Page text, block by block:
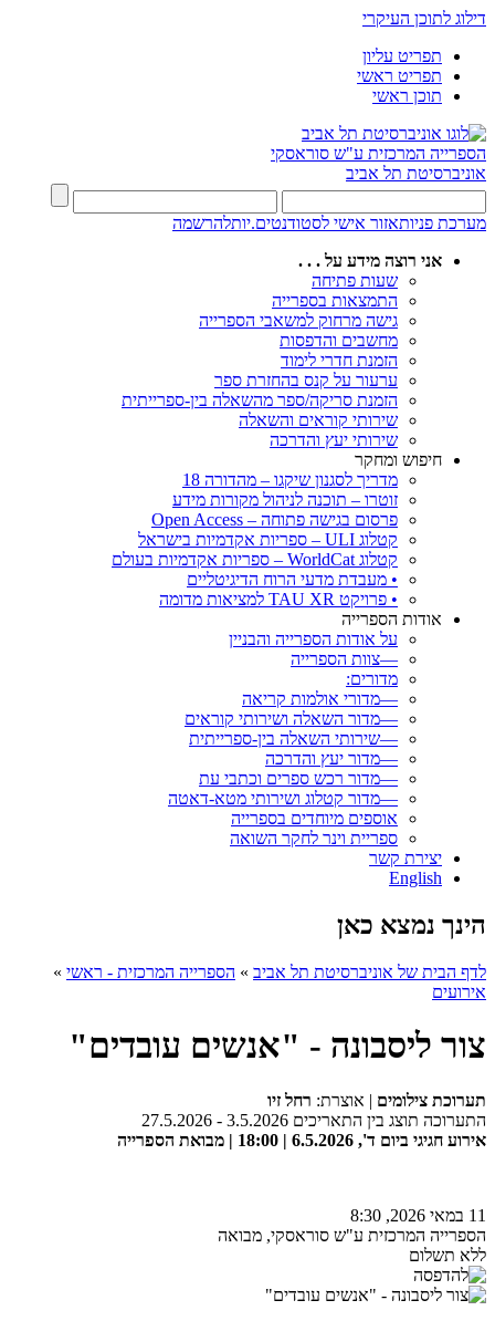
דילוג לתוכן העיקרי
תפריט עליון
תפריט ראשי
תוכן ראשי
הספרייה המרכזית ע"ש סוראסקי
אוניברסיטת תל אביב
מערכת פניותאזור אישי לסטודנטים.יותלהרשמה
אני רוצה מידע על . . .
שעות פתיחה
התמצאות בספרייה
גישה מרחוק למשאבי הספרייה
מחשבים והדפסות
הזמנת חדרי לימוד
ערעור על קנס בהחזרת ספר
הזמנת סריקה/ספר מהשאלה בין-ספרייתית
שירותי קוראים והשאלה
שירותי יעץ והדרכה
חיפוש ומחקר
מדריך לסגנון שיקגו – מהדורה 18
זוטרו – תוכנה לניהול מקורות מידע
פרסום בגישה פתוחה – Open Access
קטלוג ULI – ספריות אקדמיות בישראל
קטלוג WorldCat – ספריות אקדמיות בעולם
• מעבדת מדעי הרוח הדיגיטליים
• פרויקט TAU XR למציאות מדומה
אודות הספרייה
על אודות הספרייה והבניין
—צוות הספרייה
מדורים:
—מדורי אולמות קריאה
—מדור השאלה ושירותי קוראים
—שירותי השאלה בין-ספרייתית
—מדור יעץ והדרכה
—מדור רכש ספרים וכתבי עת
—מדור קטלוג ושירותי מטא-דאטה
אוספים מיוחדים בספרייה
ספריית וינר לחקר השואה
יצירת קשר
English
הינך נמצא כאן
לדף הבית של אוניברסיטת תל אביב » הספרייה המרכזית - ראשי »
אירועים
צור ליסבונה - "אנשים עובדים"
תערוכת צילומים | אוצרת: רחל זיו
התערוכה תוצג בין התאריכים 3.5.2026 - 27.5.2026
אירוע חגיגי ביום ד', 6.5.2026 | 18:00 | מבואת הספרייה
11 במאי 2026, 8:30
הספרייה המרכזית ע"ש סוראסקי, מבואה
ללא תשלום